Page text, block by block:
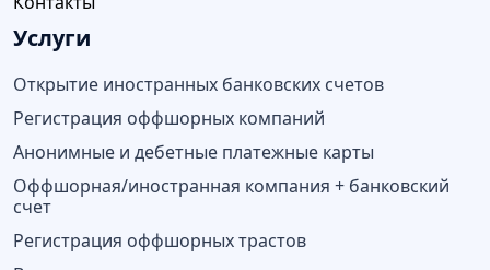
Услуги
Открытие иностранных банковских счетов
Регистрация оффшорных компаний
Анонимные и дебетные платежные карты
Оффшорная/иностранная компания + банковский
счет
Регистрация оффшорных трастов